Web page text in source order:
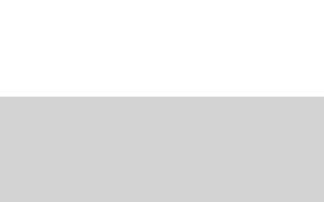
tela